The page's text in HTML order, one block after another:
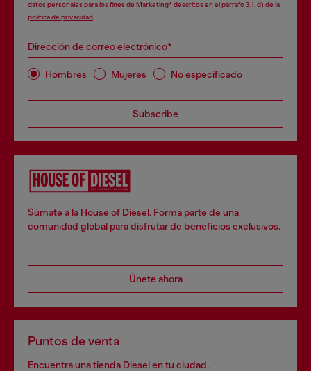
datos personales para los fines de Marketing*descritos en el párrafo 3.1, d) de la
política de privacidad
Dirección de correo electrónico*
Hombres Mujeres No especificado
Subscribe
Súmate a la House of Diesel. Forma parte de una
comunidad global para disfrutar de beneficios exclusivos.
Únete ahora
Puntos de venta
Encuentra una tienda Diesel en tu ciudad.